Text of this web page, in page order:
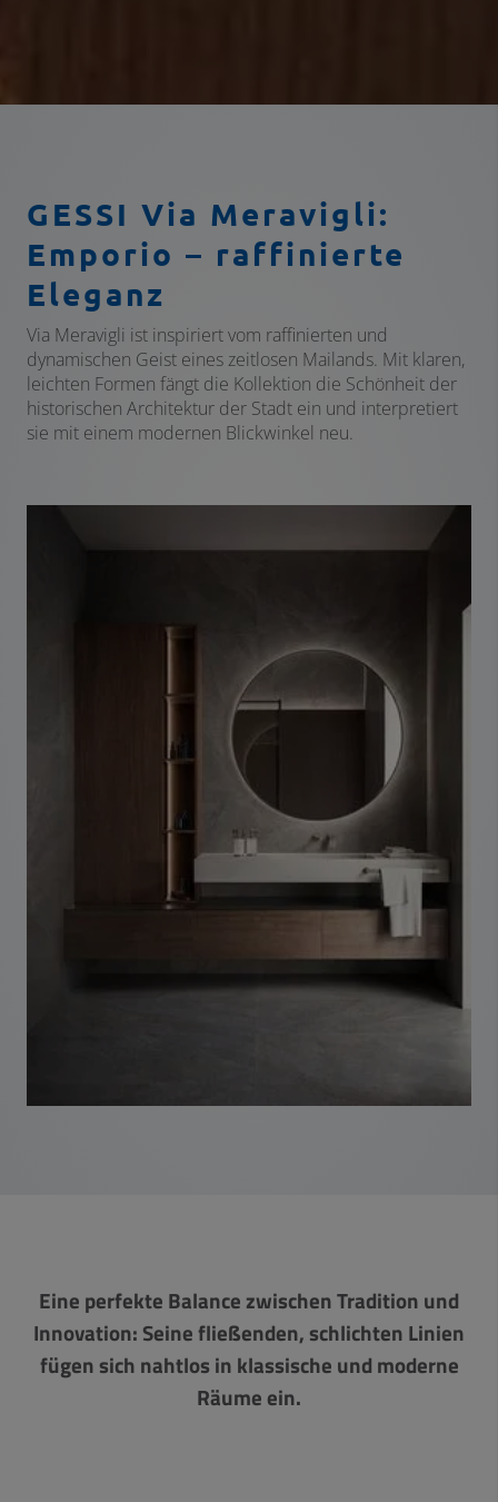
GESSI Via Meravigli:
Emporio – raffinierte
Eleganz
Via Meravigli ist inspiriert vom raffinierten und
dynamischen Geist eines zeitlosen Mailands. Mit klaren,
leichten Formen fängt die Kollektion die Schönheit der
historischen Architektur der Stadt ein und interpretiert
sie mit einem modernen Blickwinkel neu.
Eine perfekte Balance zwischen Tradition und
Innovation: Seine fließenden, schlichten Linien
fügen sich nahtlos in klassische und moderne
Räume ein.